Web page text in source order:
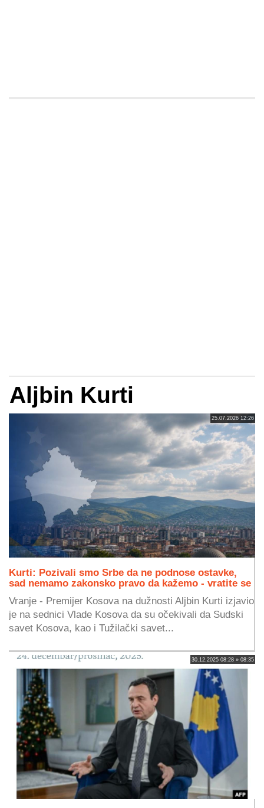
Aljbin Kurti
25.07.2026 12:26
Kurti: Pozivali smo Srbe da ne podnose ostavke,
sad nemamo zakonsko pravo da kažemo - vratite se
Vranje - Premijer Kosova na dužnosti Aljbin Kurti izjavio
je na sednici Vlade Kosova da su očekivali da Sudski
savet Kosova, kao i Tužilački savet...
30.12.2025 08:28 » 08:35